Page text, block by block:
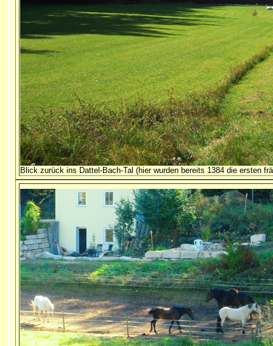
Blick zurück ins Dattel-Bach-Tal (hier wurden bereits 1384 die ersten